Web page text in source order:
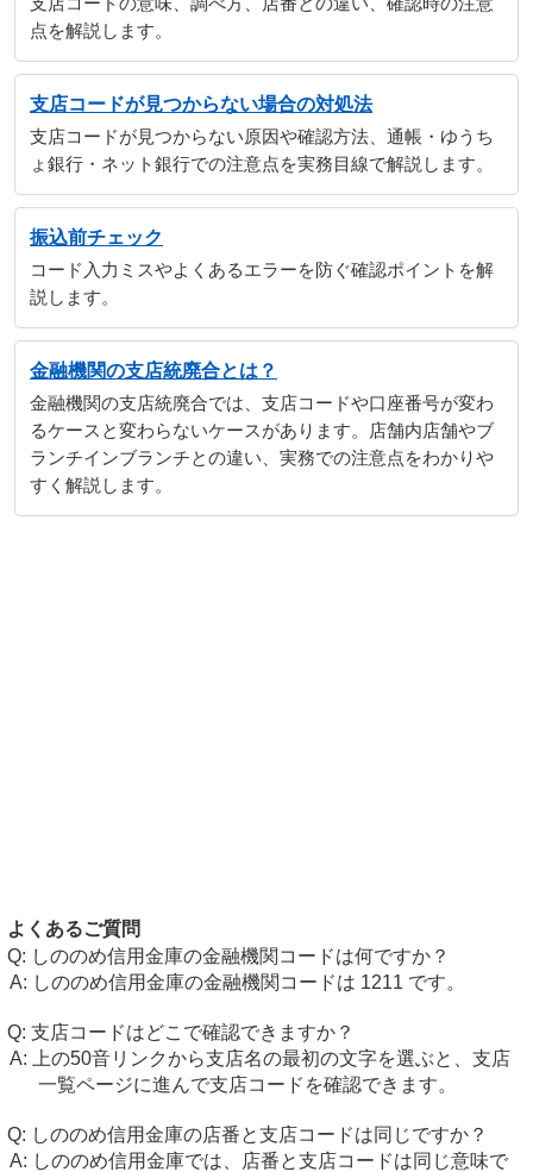
点を解説します。
支店コードが見つからない場合の対処法
支店コードが見つからない原因や確認方法、通帳・ゆうち
ょ銀行・ネット銀行での注意点を実務目線で解説します。
振込前チェック
コード入力ミスやよくあるエラーを防ぐ確認ポイントを解
説します。
金融機関の支店統廃合とは？
金融機関の支店統廃合では、支店コードや口座番号が変わ
るケースと変わらないケースがあります。店舗内店舗やブ
ランチインブランチとの違い、実務での注意点をわかりや
すく解説します。
よくあるご質問
しののめ信用金庫の金融機関コードは何ですか？
しののめ信用金庫の金融機関コードは 1211 です。
支店コードはどこで確認できますか？
上の50音リンクから支店名の最初の文字を選ぶと、支店
一覧ページに進んで支店コードを確認できます。
しののめ信用金庫の店番と支店コードは同じですか？
しののめ信用金庫では、店番と支店コードは同じ意味で